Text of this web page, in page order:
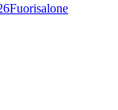
Fuorisalone